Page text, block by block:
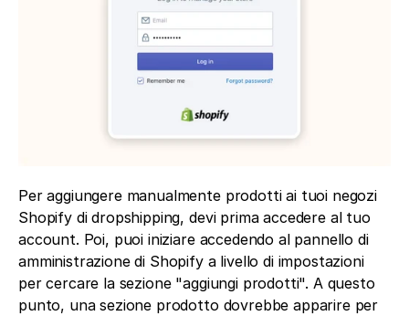
Per aggiungere manualmente prodotti ai tuoi negozi
Shopify di dropshipping, devi prima accedere al tuo
account. Poi, puoi iniziare accedendo al pannello di
amministrazione di Shopify a livello di impostazioni
per cercare la sezione "aggiungi prodotti". A questo
punto, una sezione prodotto dovrebbe apparire per